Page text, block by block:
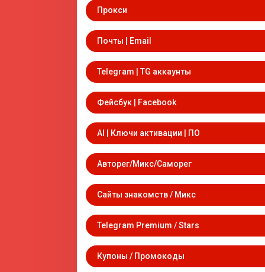
Прокси
Почты | Email
Telegram | TG аккаунты
Фейсбук | Facebook
AI | Ключи активации | ПО
Авторег/Микс/Саморег
Сайты знакомств / Микс
Telegram Premium / Stars
Купоны / Промокоды